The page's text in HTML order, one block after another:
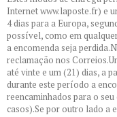
Internet www.laposte.fr) e
4 dias para a Europa,
possível, como em
a encomenda seja
reclamação nos
até vinte e um (21) dias, a
durante este período a
reencaminhados para o
casos).Se por outro lado a